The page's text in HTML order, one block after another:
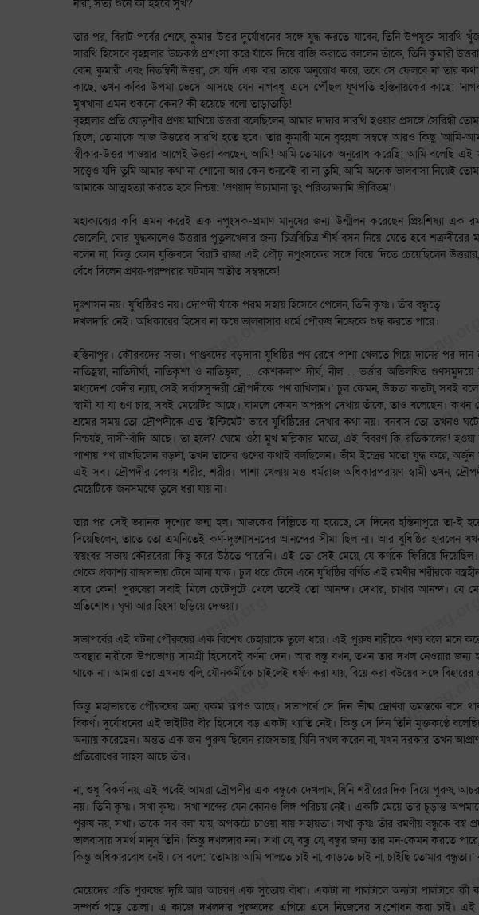
নারী, সত্য শুনে কী হইবে সুখ?
তার পর, বিরাট-পর্বের শেষে, কুমার উত্তর দুর্যোধনের সঙ্গে যুদ্ধ করতে যাবেন, তিনি উপযুক্ত সারথি
সারথি হিসেবে বৃহন্নলার উচ্চকণ্ঠ প্রশংসা করে যাঁকে দিয়ে রাজি করাতে বললেন তাঁকে, তিনি কুমারী
বোন, কুমারী এবং নিতম্বিনী উত্তরা, সে যদি এক বার তাকে অনুরোধ করে, তবে সে ফেলবে না তার
কাছে, তখন কবির উপমা ভেসে আসছে যেন নাগবধূ এসে পৌঁছল যূথপতি হস্তিনায়কের কাছে:
মুখখানা এমন শুকনো কেন? কী হয়েছে বলো তাড়াতাড়ি!
বৃহন্নলার প্রতি ষোড়শীর প্রণয় মাখিয়ে উত্তরা বলেছিলেন, আমার দাদার সারথি হওয়ার প্রসঙ্গে সৈরিন্ধ্রী
ছিলে; তোমাকে আজ উত্তরের সারথি হতে হবে। তার কুমারী মনে বৃহন্নলা সম্বন্ধে আরও কিছু ‘আমি-
স্বীকার-উত্তর পাওয়ার আগেই উত্তরা বলছেন, আমি! আমি তোমাকে অনুরোধ করেছি; আমি বলেছি এই
সত্ত্বেও যদি তুমি আমার কথা না শোনো আর কেন শুনবেই বা না তুমি, আমি অনেক ভালবাসা নিয়েই
আমাকে আত্মহত্যা করতে হবে নিশ্চয়: ‘প্রণয়াদ্ উচ্যমানা ত্বং পরিত্যক্ষ্যামি জীবিতম্’।
মহাকাব্যের কবি এমন করেই এক নপুংসক-প্রমাণ মানুষের জন্য উন্মীলন করেছেন প্রিয়শিষ্যা
ভোলেনি, ঘোর যুদ্ধকালেও উত্তরার পুতুলখেলার জন্য চিত্রবিচিত্র শীর্ষ-বসন নিয়ে যেতে হবে
বলেন না, কিন্তু কোন যুক্তিবলে বিরাট রাজা এই প্রৌঢ় নপুংসকের সঙ্গে বিয়ে দিতে চেয়েছিলেন
বেঁধে দিলেন প্রণয়-পরম্পরার ঘটমান অতীত সম্বন্ধকে!
দুঃশাসন নয়। যুধিষ্ঠিরও নয়। দ্রৌপদী যাঁকে পরম সহায় হিসেবে পেলেন, তিনি কৃষ্ণ। তাঁর বন্ধুত্বে
দখলদারি নেই। অধিকারের হিসেব না কষে ভালবাসার ধর্মে পৌরুষ নিজেকে শুদ্ধ করতে পারে।
হস্তিনাপুর। কৌরবদের সভা। পাণ্ডবদের বড়দাদা যুধিষ্ঠির পণ রেখে পাশা খেলতে গিয়ে দানের পর দান
নাতিহ্রস্বা, নাতিদীর্ঘা, নাতিকৃশা ও নাতিস্থূলা, ... কেশকলাপ দীর্ঘ, নীল ... ভর্ত্তার অভিলষিত
মধ্যদেশ বেদীর ন্যায়, সেই সর্বাঙ্গসুন্দরী দ্রৌপদীকে পণ রাখিলাম।’ চুল কেমন, উচ্চতা কতটা, সবই
স্বামী যা যা গুণ চায়, সবই মেয়েটির আছে। ঘামলে কেমন অপরূপ দেখায় তাঁকে, তাও বলেছেন। কখন
শ্রমের সময় তো দ্রৌপদীকে এত ‘ইন্টিমেট’ ভাবে যুধিষ্ঠিরের দেখার কথা নয়। বনবাস তো তখনও
নিশ্চয়ই, দাসী-বাঁদি আছে। তা হলে? ঘেমে ওঠা মুখ মল্লিকার মতো, এই বিবরণ কি রতিকালের!
পাশায় পণ রাখছিলেন বড়দা, তখন তাদের গুণের কথাই বলছিলেন। ভীম ইন্দ্রের মতো যুদ্ধ করে, অর্জুন
এই সব। দ্রৌপদীর বেলায় শরীর, শরীর। পাশা খেলায় মত্ত ধর্মরাজ অধিকারপরায়ণ স্বামী তখন,
মেয়েটিকে জনসমক্ষে তুলে ধরা যায় না।
তার পর সেই ভয়ানক দৃশ্যের জন্ম হল। আজকের দিল্লিতে যা হয়েছে, সে দিনের হস্তিনাপুরে তা-ই
দিয়েছিলেন, তাতে তো এমনিতেই কর্ণ-দুঃশাসনদের আনন্দের সীমা ছিল না। আর যুধিষ্ঠির
স্বয়ংবর সভায় কৌরবেরা কিছু করে উঠতে পারেনি। এই তো সেই মেয়ে, যে কর্ণকে ফিরিয়ে
থেকে প্রকাশ্য রাজসভায় টেনে আনা যাক। চুল ধরে টেনে এনে যুধিষ্ঠির বর্ণিত এই রমণীর শরীরকে
যাবে কেন! পুরুষেরা সবাই মিলে চেটেপুটে খেলে তবেই তো আনন্দ। দেখার, চাখার আনন্দ। যে
প্রতিশোধ। ঘৃণা আর হিংসা ছড়িয়ে দেওয়া।
সভাপর্বের এই ঘটনা পৌরুষের এক বিশেষ চেহারাকে তুলে ধরে। এই পুরুষ নারীকে পণ্য বলে মনে
অবস্থায় নারীকে উপভোগ্য সামগ্রী হিসেবেই বর্ণনা দেন। আর বস্তু যখন, তখন তার দখল নেওয়ার জন্য
থাকে না। আমরা তো এখনও বলি, যৌনকর্মীকে চাইলেই ধর্ষণ করা যায়, বিয়ে করা বউয়ের সঙ্গে
কিন্তু মহাভারতে পৌরুষের অন্য রকম রূপও আছে। সভাপর্বে সে দিন ভীষ্ম দ্রোণরা তমস্তকে বসে
বিকর্ণ। দুর্যোধনের এই ভাইটির বীর হিসেবে বড় একটা খ্যাতি নেই। কিন্তু সে দিন তিনি মুক্তকণ্ঠে
অন্যায় করেছেন। অন্তত এক জন পুরুষ ছিলেন রাজসভায়, যিনি দখল করেন না, যখন দরকার তখন
প্রতিরোধের সাহস আছে তাঁর।
না, শুধু বিকর্ণ নয়, এই পর্বেই আমরা দ্রৌপদীর এক বন্ধুকে দেখলাম, যিনি শরীরের দিক দিয়ে পুরুষ,
নয়। তিনি কৃষ্ণ। সখা কৃষ্ণ। সখা শব্দের যেন কোনও লিঙ্গ পরিচয় নেই। একটি মেয়ে তার চূড়ান্ত
পুরুষ নয়, সখা। তাকে সব বলা যায়, অপকটে চাওয়া যায় সহায়তা। সখা কৃষ্ণ তাঁর রমণীয় বন্ধুকে বস্ত্র
ভালবাসায় সমর্থ মানুষ তিনি। কিন্তু দখলদার নন। সখা যে, বন্ধু যে, বন্ধুর জন্য তার মন-কেমন করতে
কিন্তু অধিকারবোধ নেই। সে বলে: ‘তোমায় আমি পালতে চাই না, কাড়তে চাই না, চাইছি তোমার
মেয়েদের প্রতি পুরুষের দৃষ্টি আর আচরণ এক সুতোয় বাঁধা। একটা না পালটালে অন্যটা পালটাবে
সম্পর্ক গড়ে তোলা। এ কাজে দখলদার পুরুষদের এগিয়ে এসে নিজেদের সংশোধন করা চাই।